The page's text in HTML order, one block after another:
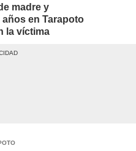
madre y
en Tarapoto
la víctima